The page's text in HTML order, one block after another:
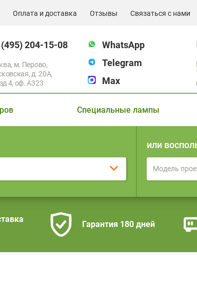
Оплата и доставка Отзывы Связаться с нами
204-15-08
м. Перово,
д. 20А,
4, оф. A323
WhatsApp
Telegram
Max
Специальные лампы
или
Гарантия 180 дней